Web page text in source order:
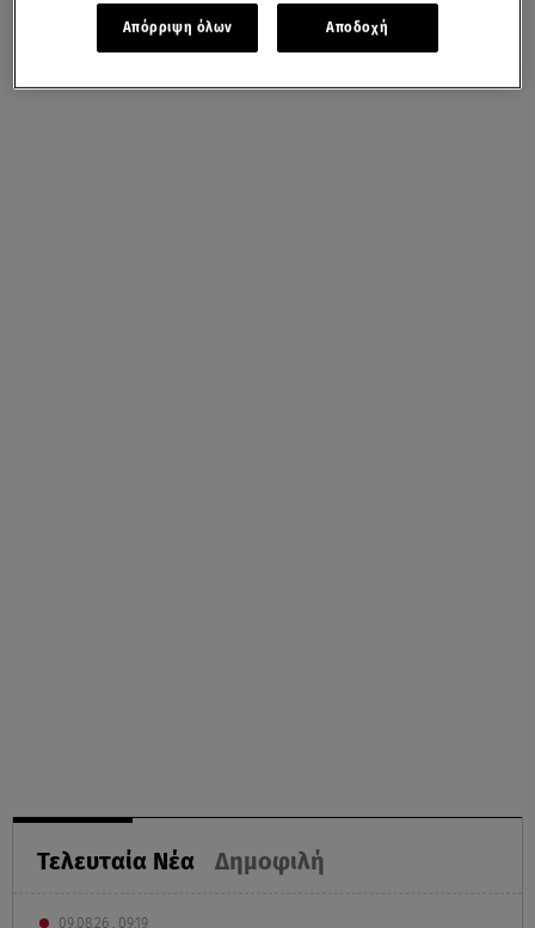
Τελευταία Νέα Δημοφιλή
09.08.26 , 09:19
Απόρριψη όλων Αποδοχή